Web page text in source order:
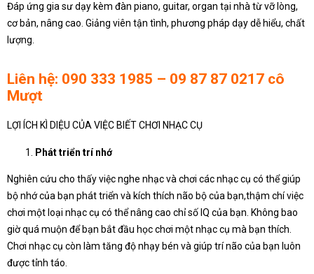
Đáp ứng gia sư dạy kèm đàn piano, guitar, organ tại nhà từ vỡ lòng,
cơ bản, nâng cao. Giảng viên tận tình, phương pháp dạy dễ hiểu, chất
lượng.
Liên hệ: 090 333 1985 – 09 87 87 0217 cô
Mượt
LỢI ÍCH KÌ DIỆU CỦA VIỆC BIẾT CHƠI NHẠC CỤ
Phát triển trí nhớ
Nghiên cứu cho thấy việc nghe nhạc và chơi các nhạc cụ có thể giúp
bộ nhớ của bạn phát triển và kích thích não bộ của bạn,thậm chí việc
chơi một loại nhạc cụ có thể nâng cao chỉ số IQ của bạn. Không bao
giờ quá muộn để bạn bắt đầu học chơi một nhạc cụ mà bạn thích.
Chơi nhạc cụ còn làm tăng độ nhạy bén và giúp trí não của bạn luôn
được tỉnh táo.